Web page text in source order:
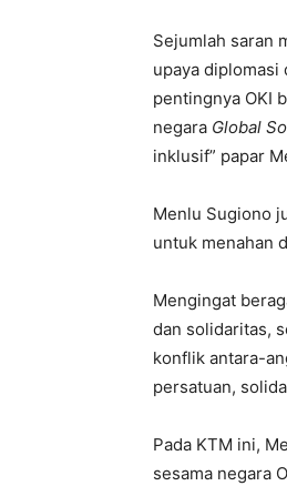
Sejumlah saran
upaya diplomasi
pentingnya OKI
negara Global
inklusif” papar
Menlu Sugiono
untuk menahan
Mengingat
dan solidaritas,
konflik antara-
persatuan,
Pada KTM ini,
sesama negara